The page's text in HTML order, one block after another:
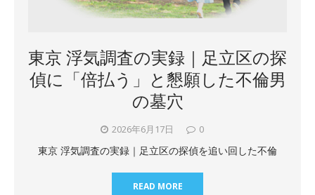
東京 浮気調査の実録｜足立区の探
偵に「倍払う」と懇願した不倫男
の墓穴
2026年6月17日 0
東京 浮気調査の実録｜足立区の探偵を追い回した不倫
READ MORE